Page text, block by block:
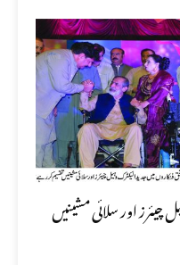
اور سلائی مشینیں